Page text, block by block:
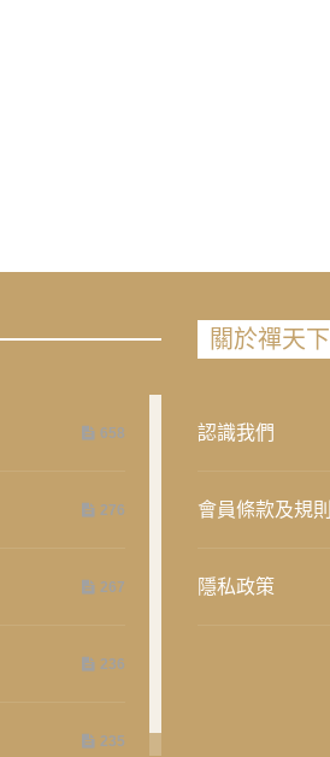
658
276
267
236
235
關於禪天下
認識我們
會員條款及規則
隱私政策